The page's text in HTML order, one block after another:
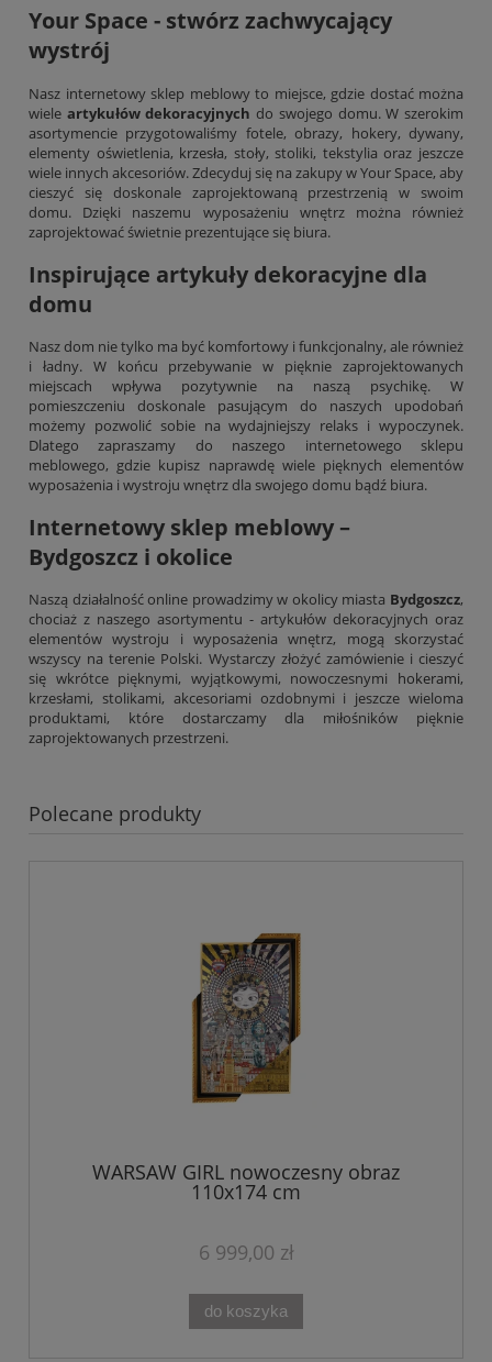
Your Space - stwórz zachwycający
wystrój
Nasz internetowy sklep meblowy to miejsce, gdzie dostać można
wiele artykułów dekoracyjnych do swojego domu. W szerokim
asortymencie przygotowaliśmy fotele, obrazy, hokery, dywany,
elementy oświetlenia, krzesła, stoły, stoliki, tekstylia oraz jeszcze
wiele innych akcesoriów. Zdecyduj się na zakupy w Your Space, aby
cieszyć się doskonale zaprojektowaną przestrzenią w swoim
domu. Dzięki naszemu wyposażeniu wnętrz można również
zaprojektować świetnie prezentujące się biura.
Inspirujące artykuły dekoracyjne dla
domu
Nasz dom nie tylko ma być komfortowy i funkcjonalny, ale również
i ładny. W końcu przebywanie w pięknie zaprojektowanych
miejscach wpływa pozytywnie na naszą psychikę. W
pomieszczeniu doskonale pasującym do naszych upodobań
możemy pozwolić sobie na wydajniejszy relaks i wypoczynek.
Dlatego zapraszamy do naszego internetowego sklepu
meblowego, gdzie kupisz naprawdę wiele pięknych elementów
wyposażenia i wystroju wnętrz dla swojego domu bądź biura.
Internetowy sklep meblowy –
Bydgoszcz i okolice
Naszą działalność online prowadzimy w okolicy miasta Bydgoszcz,
chociaż z naszego asortymentu - artykułów dekoracyjnych oraz
elementów wystroju i wyposażenia wnętrz, mogą skorzystać
wszyscy na terenie Polski. Wystarczy złożyć zamówienie i cieszyć
się wkrótce pięknymi, wyjątkowymi, nowoczesnymi hokerami,
krzesłami, stolikami, akcesoriami ozdobnymi i jeszcze wieloma
produktami, które dostarczamy dla miłośników pięknie
zaprojektowanych przestrzeni.
Polecane produkty
WARSAW GIRL nowoczesny obraz
110x174 cm
6 999,00 zł
do koszyka